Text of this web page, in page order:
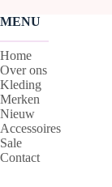
MENU
Home
Over ons
Kleding
Merken
Nieuw
Accessoires
Sale
Contact